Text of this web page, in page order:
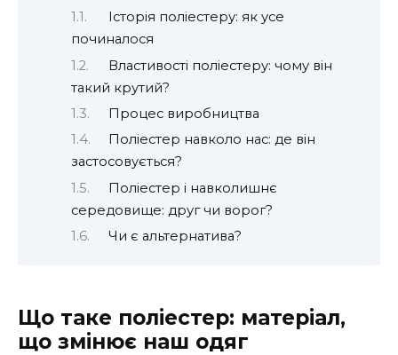
Історія поліестеру: як усе
починалося
Властивості поліестеру: чому він
такий крутий?
Процес виробництва
Поліестер навколо нас: де він
застосовується?
Поліестер і навколишнє
середовище: друг чи ворог?
Чи є альтернатива?
Що таке поліестер: матеріал,
що змінює наш одяг